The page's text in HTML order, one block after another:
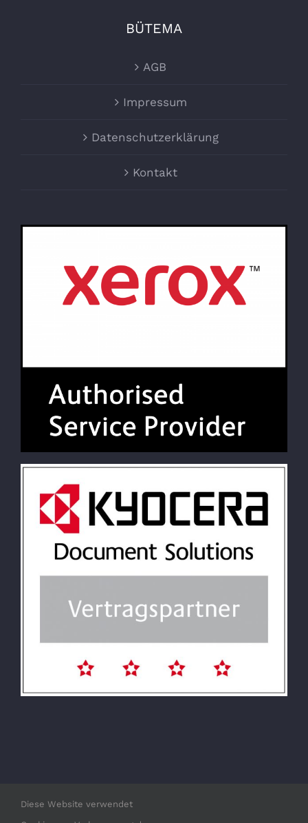
BÜTEMA
AGB
Impressum
Datenschutzerklärung
Kontakt
Diese Website verwendet